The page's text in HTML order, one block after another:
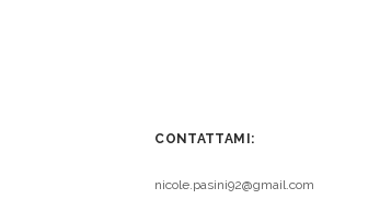
CONTATTAMI:
nicole.pasini92@gmail.com